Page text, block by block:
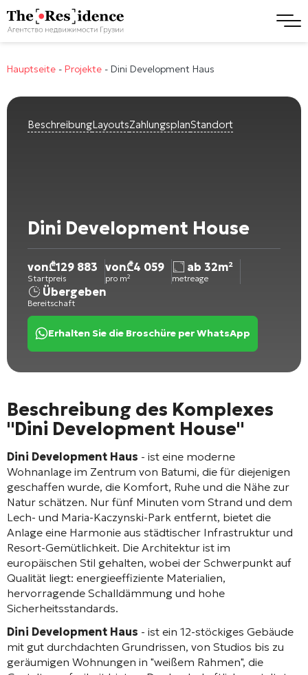
Hauptseite - Projekte - Dini Development Haus
BeschreibungLayoutsZahlungsplanStandort
Dini Development House
von₾129 883
Startpreis
von₾4 059
pro m²
ab 32m²
metreage
Übergeben
Bereitschaft
Erhalten Sie die Broschüre per WhatsApp
Beschreibung des Komplexes
"Dini Development House"
Dini Development Haus - ist eine moderne
Wohnanlage im Zentrum von Batumi, die für diejenigen
geschaffen wurde, die Komfort, Ruhe und die Nähe zur
Natur schätzen. Nur fünf Minuten vom Strand und dem
Lech- und Maria-Kaczynski-Park entfernt, bietet die
Anlage eine Harmonie aus städtischer Infrastruktur und
Resort-Gemütlichkeit. Die Architektur ist im
europäischen Stil gehalten, wobei der Schwerpunkt auf
Qualität liegt: energieeffiziente Materialien,
hervorragende Schalldämmung und hohe
Sicherheitsstandards.
Dini Development Haus - ist ein 12-stöckiges Gebäude
mit gut durchdachten Grundrissen, von Studios bis zu
geräumigen Wohnungen in "weißem Rahmen", die